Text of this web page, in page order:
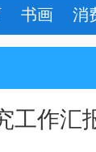
书画 消
工作汇